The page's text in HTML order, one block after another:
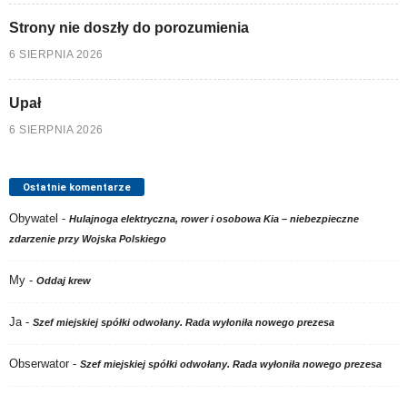
Strony nie doszły do porozumienia
6 SIERPNIA 2026
Upał
6 SIERPNIA 2026
Ostatnie komentarze
Obywatel - Hulajnoga elektryczna, rower i osobowa Kia – niebezpieczne
zdarzenie przy Wojska Polskiego
My - Oddaj krew
Ja - Szef miejskiej spółki odwołany. Rada wyłoniła nowego prezesa
Obserwator - Szef miejskiej spółki odwołany. Rada wyłoniła nowego prezesa